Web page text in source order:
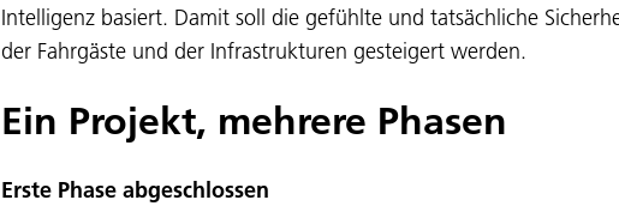
Intelligenz basiert. Damit soll die gefühlte und tatsächliche
der Fahrgäste und der Infrastrukturen gesteigert werden.
Ein Projekt, mehrere Phasen
Erste Phase abgeschlossen